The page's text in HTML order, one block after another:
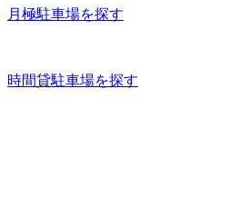
月極駐車場を探す
時間貸駐車場を探す